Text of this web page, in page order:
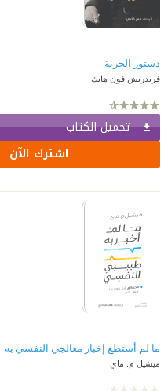
دستور الحرية
فريدريش فون هايك
تحميل الكتاب
اشترك الآن
ما لم أستطع إخبار معالجي النفسي به
ميشيل م. ماي